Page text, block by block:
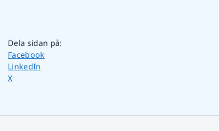
Dela sidan på:
Dela sidan på
Facebook
Dela sidan på
LinkedIn
Dela sidan på
X